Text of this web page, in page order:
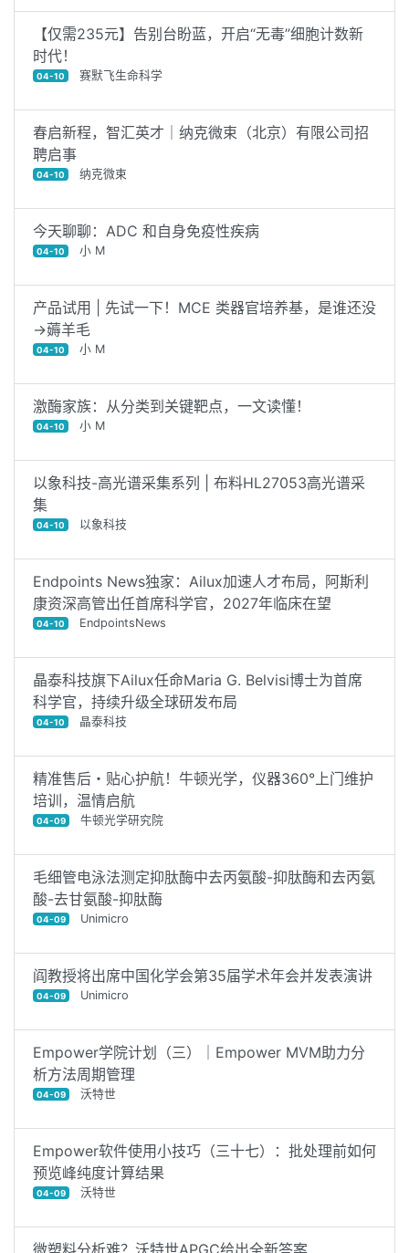
【仅需235元】告别台盼蓝，开启“无毒”细胞计数新
时代！
04-10 赛默飞生命科学
春启新程，智汇英才｜纳克微束（北京）有限公司招
聘启事
04-10 纳克微束
今天聊聊：ADC 和自身免疫性疾病
04-10 小 M
产品试用 | 先试一下！MCE 类器官培养基，是谁还没
→薅羊毛
04-10 小 M
激酶家族：从分类到关键靶点，一文读懂！
04-10 小 M
以象科技-高光谱采集系列 | 布料HL27053高光谱采
集
04-10 以象科技
Endpoints News独家：Ailux加速人才布局，阿斯利
康资深高管出任首席科学官，2027年临床在望
04-10 EndpointsNews
晶泰科技旗下Ailux任命Maria G. Belvisi博士为首席
科学官，持续升级全球研发布局
04-10 晶泰科技
精准售后・贴心护航！牛顿光学，仪器360°上门维护
培训，温情启航
04-09 牛顿光学研究院
毛细管电泳法测定抑肽酶中去丙氨酸-抑肽酶和去丙氨
酸-去甘氨酸-抑肽酶
04-09 Unimicro
阎教授将出席中国化学会第35届学术年会并发表演讲
04-09 Unimicro
Empower学院计划（三）｜Empower MVM助力分
析方法周期管理
04-09 沃特世
Empower软件使用小技巧（三十七）：批处理前如何
预览峰纯度计算结果
04-09 沃特世
微塑料分析难？沃特世APGC给出全新答案